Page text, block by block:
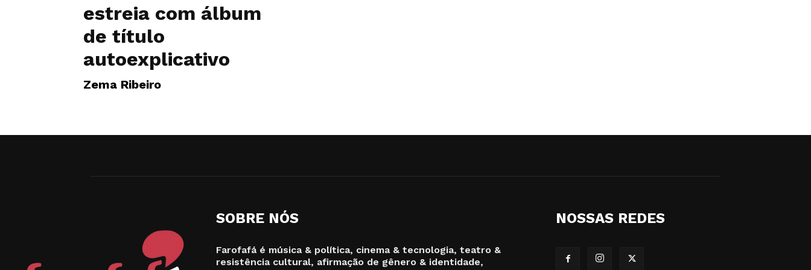
estreia com álbum
de título
autoexplicativo
Zema Ribeiro
SOBRE NÓS
Farofafá é música & política, cinema & tecnologia, teatro &
resistência cultural, afirmação de gênero & identidade,
NOSSAS REDES